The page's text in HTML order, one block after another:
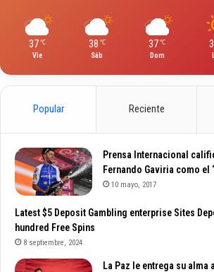
37 ℃
Vie
38 ℃
Sáb
37 ℃
Dom
Popular Reciente
Prensa Internacional
Fernando Gaviria como el
10 mayo, 2017
Latest $5 Deposit Gambling enterprise Sites
hundred Free Spins
8 septiembre, 2024
La Paz le entrega su alma